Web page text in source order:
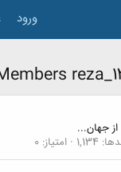
ورود
جهان...
1,134 امتیاز 0